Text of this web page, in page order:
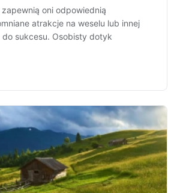
oni odpowiednią
atrakcje na weselu lub innej
sukcesu. Osobisty dotyk